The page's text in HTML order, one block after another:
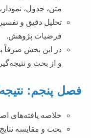
متن، جدول،
تحلیل دقیق و
فرضیات پژوهش.
در این بخش صرفاً به
و از بحث و
فصل پنجم:
خلاصه یافته‌های
بحث و مقایسه